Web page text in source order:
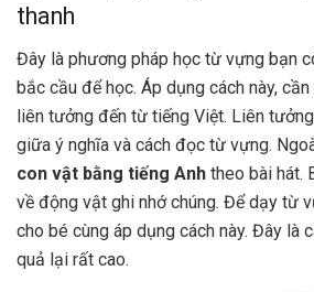
thanh
Đây là phương pháp học từ vựng bạn
bắc cầu để học. Áp dụng cách này,
liên tưởng đến từ tiếng Việt. Liên
giữa ý nghĩa và cách đọc từ vựng.
con vật bằng tiếng Anh theo bài hát.
về động vật ghi nhớ chúng. Để dạy từ
cho bé cùng áp dụng cách này. Đây là
quả lại rất cao.